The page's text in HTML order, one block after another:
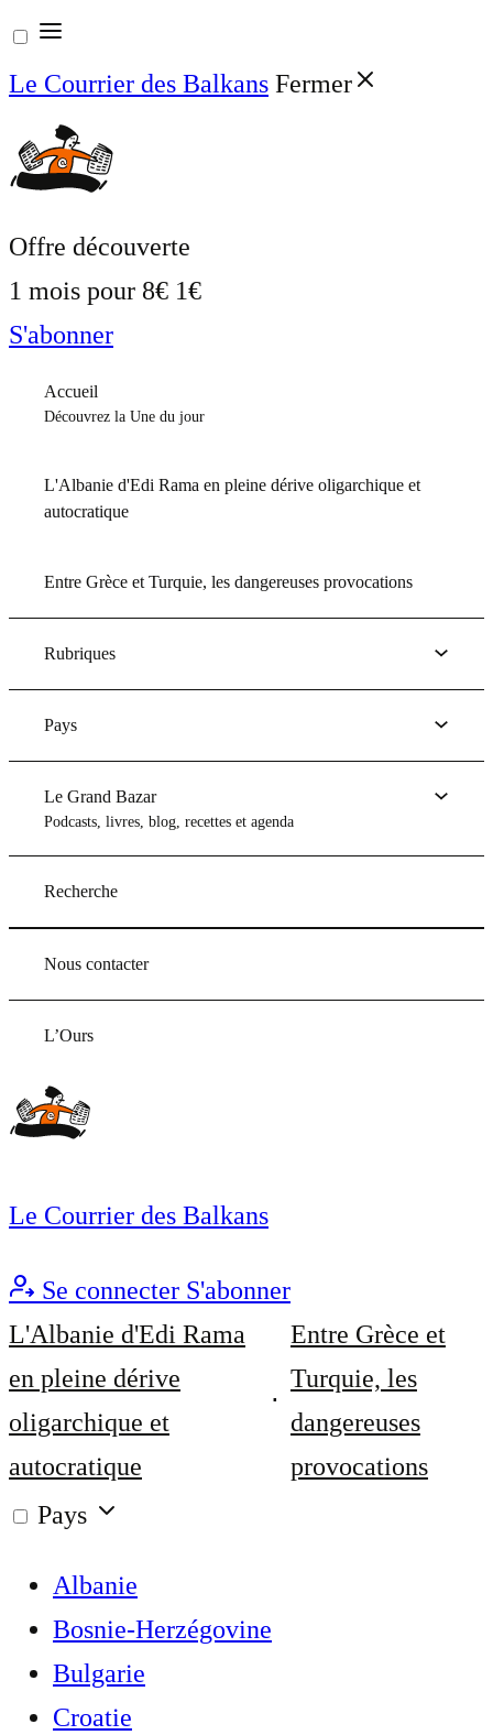
Aller
au
contenu
Le Courrier des Balkans Fermer
Offre découverte
1 mois pour 8€ 1€
S'abonner
Accueil
Découvrez la Une du jour
L'Albanie d'Edi Rama en pleine dérive oligarchique et
autocratique
Entre Grèce et Turquie, les dangereuses provocations
Rubriques
Pays
Le Grand Bazar
Podcasts, livres, blog, recettes et agenda
Recherche
Nous contacter
L’Ours
Le Courrier des Balkans
Se connecter S'abonner
L'Albanie d'Edi Rama
en pleine dérive
oligarchique et
autocratique
Entre Grèce et
Turquie, les
dangereuses
provocations
Pays
Albanie
Bosnie-Herzégovine
Bulgarie
Croatie